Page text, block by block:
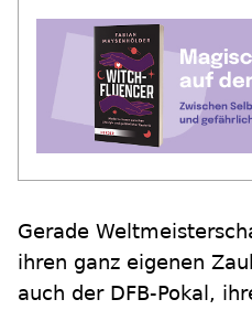
Gerade
ihren ganz eigenen
auch der DFB-Pokal,